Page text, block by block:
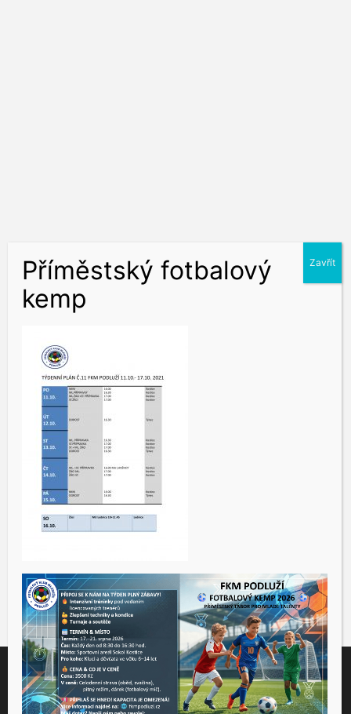
Tento web využívá soubory cookies ke správné funkčnosti a
analýze návštěvnosti. Souhlas k používání těchto dat nám
udělíte kliknutím na tlačítko "Přijmout".
Souhlas můžete odmítnoutzde